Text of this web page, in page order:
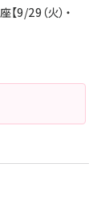
9/29（火）・